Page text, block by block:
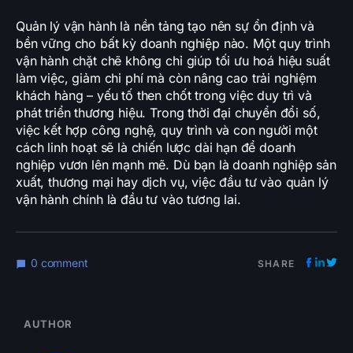
Quản lý vận hành là nền tảng tạo nên sự ổn định và
bền vững cho bất kỳ doanh nghiệp nào. Một quy trình
vận hành chặt chẽ không chỉ giúp tối ưu hoá hiệu suất
làm việc, giảm chi phí mà còn nâng cao trải nghiệm
khách hàng – yếu tố then chốt trong việc duy trì và
phát triển thương hiệu. Trong thời đại chuyển đổi số,
việc kết hợp công nghệ, quy trình và con người một
cách linh hoạt sẽ là chiến lược dài hạn để doanh
nghiệp vươn lên mạnh mẽ. Dù bạn là doanh nghiệp sản
xuất, thương mại hay dịch vụ, việc đầu tư vào quản lý
vận hành chính là đầu tư vào tương lai.
0 comment SHARE
AUTHOR